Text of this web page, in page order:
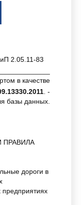
2.05.11-83
в качестве
. -
базы данных.
дороги в
предприятиях